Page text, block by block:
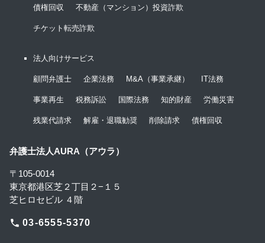
債権回収 不動産（マンション）投資詐欺
チケット転売詐欺
法人向けサービス
顧問弁護士 企業法務 M&A（事業承継） IT法務
事業再生 税務訴訟 国際法務 知的財産 労働災害
残業代請求 解雇・退職勧奨 削除請求 債権回収
弁護士法人AURA（アウラ）
〒105-0014
東京都港区芝２丁目２−１５
芝ヒロセビル ４階
phone 03-6555-5370